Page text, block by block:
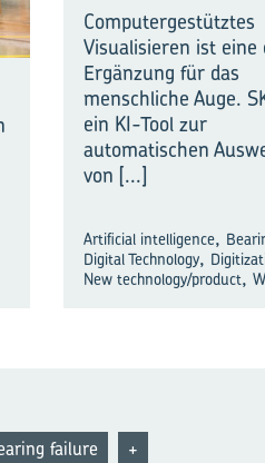
Computergestütztes
Visualisieren ist eine
Ergänzung für das
menschliche Auge.
ein KI-Tool zur
automatischen
von [...]
Artificial intelligence,
Digital Technology,
New technology/product,
+
failure